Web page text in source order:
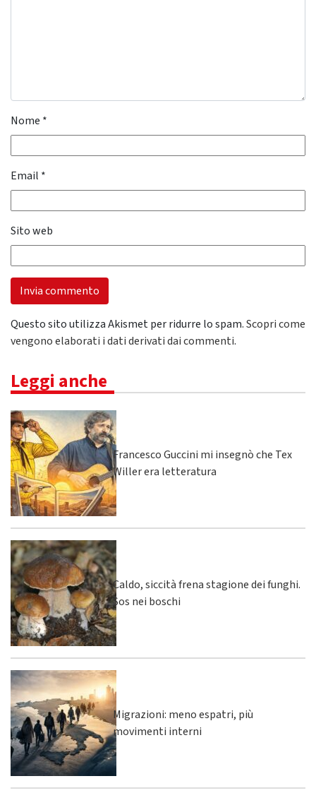
Nome *
Email *
Sito web
Questo sito utilizza Akismet per ridurre lo spam.Scopri come
vengono elaborati i dati derivati dai commenti.
Leggi anche
Francesco Guccini mi insegnò che Tex
Willer era letteratura
Caldo, siccità frena stagione dei funghi.
Sos nei boschi
Migrazioni: meno espatri, più
movimenti interni